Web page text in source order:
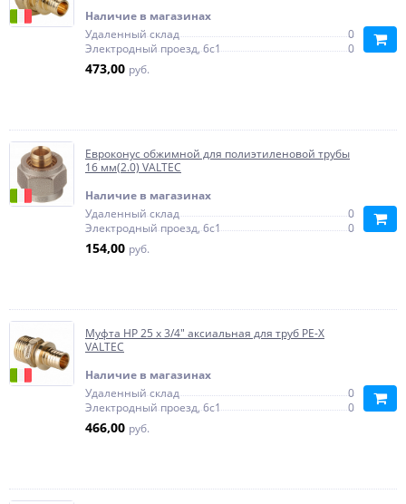
Наличие в магазинах
Удаленный склад
0
Электродный проезд, 6с1
0
473,00 руб.
Евроконус обжимной для полиэтиленовой трубы
16 мм(2.0) VALTEC
Наличие в магазинах
Удаленный склад
0
Электродный проезд, 6с1
0
154,00 руб.
Муфта НР 25 x 3/4" аксиальная для труб PE-X
VALTEC
Наличие в магазинах
Удаленный склад
0
Электродный проезд, 6с1
0
466,00 руб.